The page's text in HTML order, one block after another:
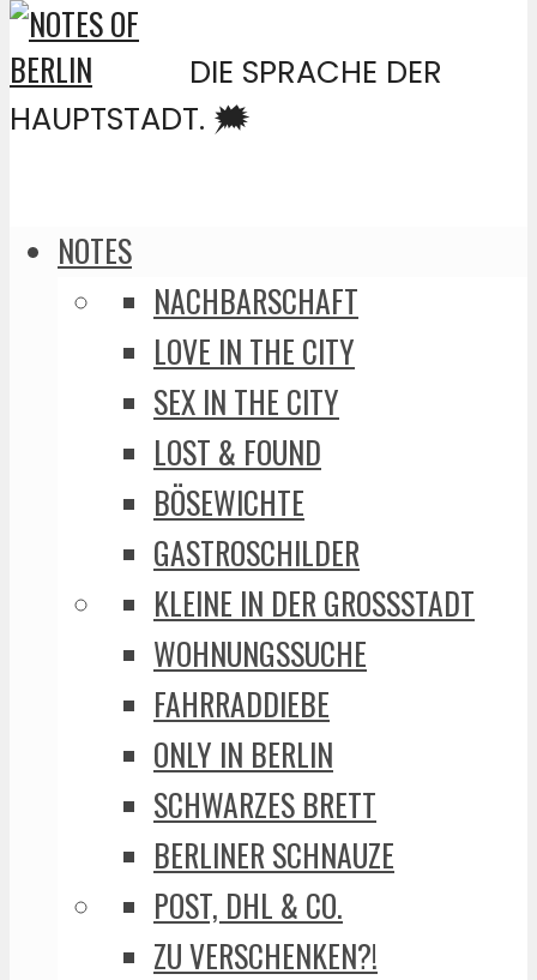
DIE SPRACHE DER
HAUPTSTADT. 🗯️
NOTES
NACHBARSCHAFT
LOVE IN THE CITY
SEX IN THE CITY
LOST & FOUND
BÖSEWICHTE
GASTROSCHILDER
KLEINE IN DER GROSSSTADT
WOHNUNGSSUCHE
FAHRRADDIEBE
ONLY IN BERLIN
SCHWARZES BRETT
BERLINER SCHNAUZE
POST, DHL & CO.
ZU VERSCHENKEN?!